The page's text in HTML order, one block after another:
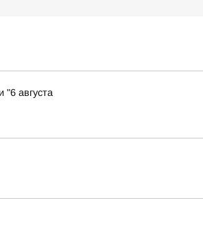
августа